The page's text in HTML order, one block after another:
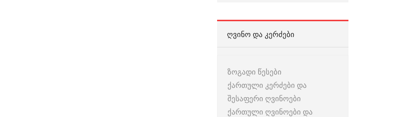
ᲦᲕᲘᲜᲝ ᲓᲐ ᲙᲔᲠᲫᲔᲑᲘ
ზოგადი წესები
ქართული კერძები და
შესაფერი ღვინოები
ქართული ღვინოები და